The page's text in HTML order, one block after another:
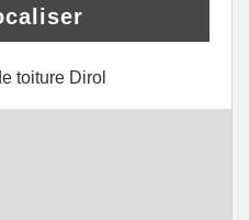
toiture Dirol